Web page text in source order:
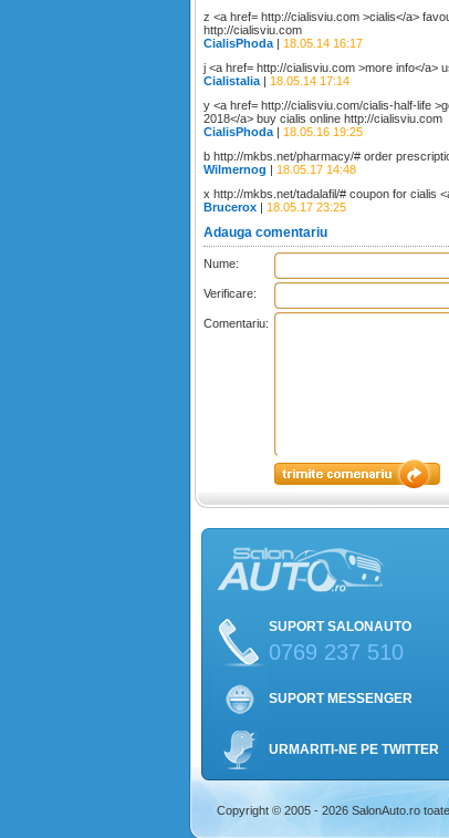
z <a href= http://cialisviu.com >cialis</a>
http://cialisviu.com
CialisPhoda | 18.05.14 16:17
j <a href= http://cialisviu.com >more info</a>
Cialistalia | 18.05.14 17:14
y <a href= http://cialisviu.com/cialis-half-life
2018</a> buy cialis online http://cialisviu.com
CialisPhoda | 18.05.16 19:25
b http://mkbs.net/pharmacy/# order
Wilmernog | 18.05.17 14:48
x http://mkbs.net/tadalafil/# coupon for cialis
Brucerox | 18.05.17 23:25
Adauga comentariu
Nume:
Verificare:
Comentariu:
SUPORT SALONAUTO
0769 237 510
SUPORT MESSENGER
URMARITI-NE PE TWITTER
Copyright © 2005 - 2026 SalonAuto.ro